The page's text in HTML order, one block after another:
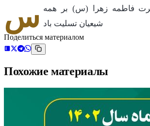
س فاطمه زهرا (س) بر همه
شیعیان تسلیت باد
Поделиться материалом
Похожие материалы